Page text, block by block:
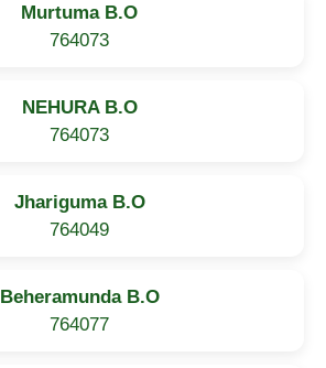
Murtuma B.O
764073
NEHURA B.O
764073
Jhariguma B.O
764049
Beheramunda B.O
764077